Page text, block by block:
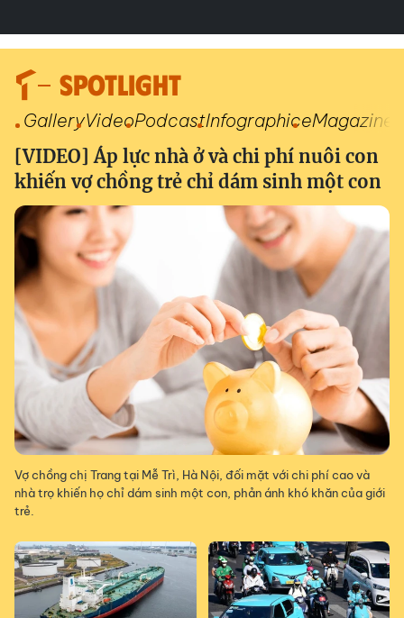
SPOTLIGHT
GalleryVideoPodcastInfographiceMagazine
[VIDEO] Áp lực nhà ở và chi phí nuôi con
khiến vợ chồng trẻ chỉ dám sinh một con
Vợ chồng chị Trang tại Mễ Trì, Hà Nội, đối mặt với chi phí cao và
nhà trọ khiến họ chỉ dám sinh một con, phản ánh khó khăn của giới
trẻ.